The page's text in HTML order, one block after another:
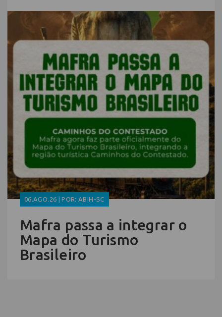
06.AGO.26 | POR: ABIH-SC
Mafra passa a integrar o
Mapa do Turismo
Brasileiro